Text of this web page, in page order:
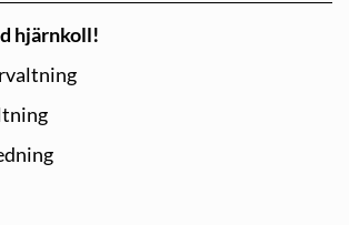
hjärnkoll!